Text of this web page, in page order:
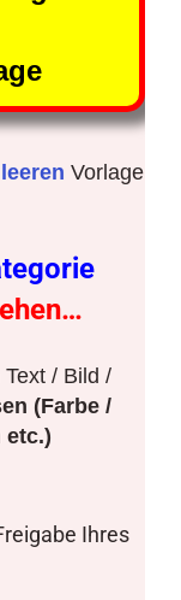
leeren Vorlage
/ Bild /
(Farbe /
etc.)
Ihres